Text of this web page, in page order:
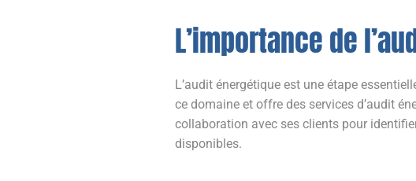
L’importance de
L’audit énergétique est une étape
ce domaine et offre des services d’audit
collaboration avec ses clients pour
disponibles.